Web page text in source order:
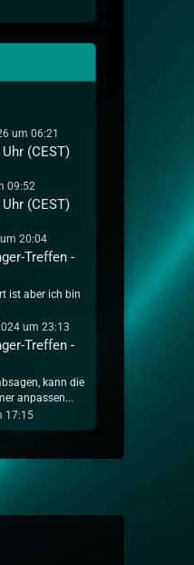
um 06:21
(CEST)
09:52
(CEST)
20:04
Treffen -
ist aber ich bin
um 23:13
Treffen -
kann die
anpassen...
17:15